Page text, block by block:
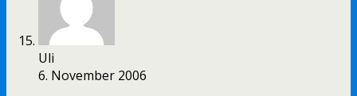
Uli
6. November 2006